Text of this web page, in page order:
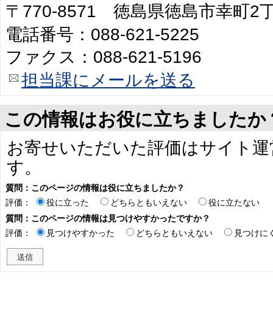
〒770-8571 徳島県徳島市幸町2
電話番号：088-621-5225
ファクス：088-621-5196
担当課にメールを送る
この情報はお役に立ちましたか
お寄せいただいた評価はサイト
す。
質問：このページの情報は役に立ちましたか？
評価：
役に立った どちらともいえない
役に立たない
質問：このページの情報は見つけやすかったですか？
評価：
見つけやすかった どちらともいえない 見つけに